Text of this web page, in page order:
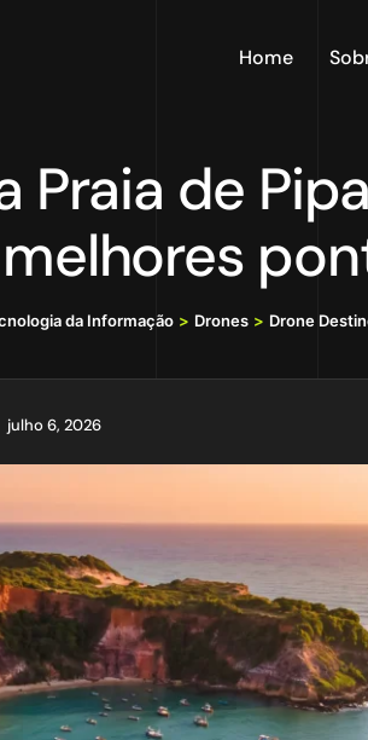
Home
Praia de
melhores
da Informação > Drones > Drone
julho 6, 2026